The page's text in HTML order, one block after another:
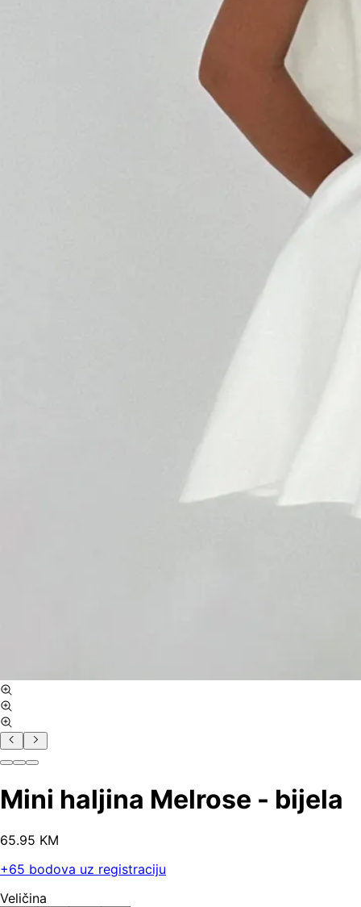
Mini haljina Melrose - bijela
65.95 KM
+65 bodova uz registraciju
Veličina